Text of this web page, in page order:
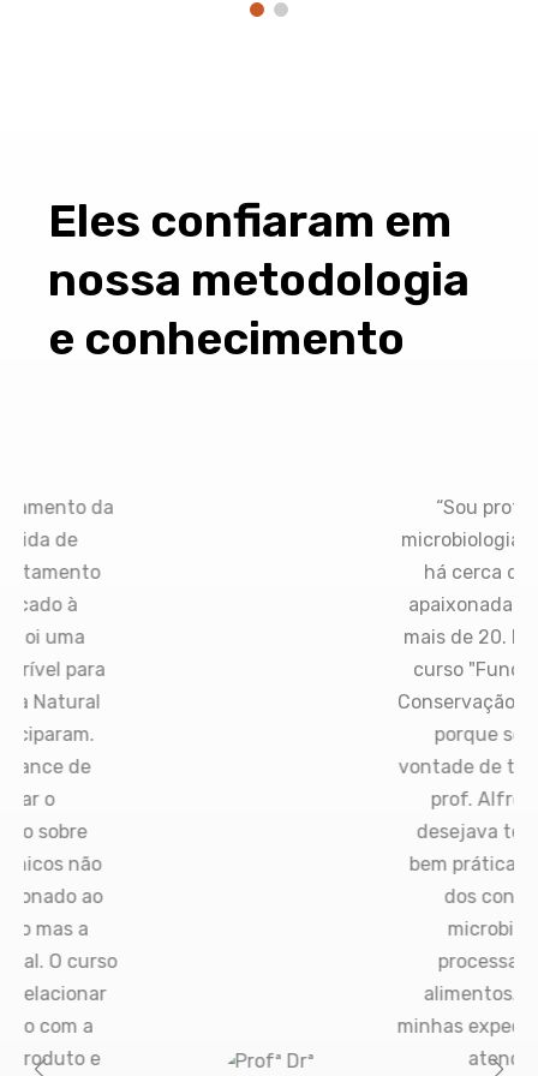
Eles confiaram em
nossa metodologia
e conhecimento
da
ao
a
e
“Sou professora
microbiologia de
há cerca de 14
apaixonada pelo
mais de 20. Me
curso
Conservação de
porque sempre
vontade de ter aulas
prof. Alfredo Vitali
desejava ter uma
bem prática da
dos conceitos de
microbiologia no
processamento de
alimentos.
minhas expectativas
atendidas e